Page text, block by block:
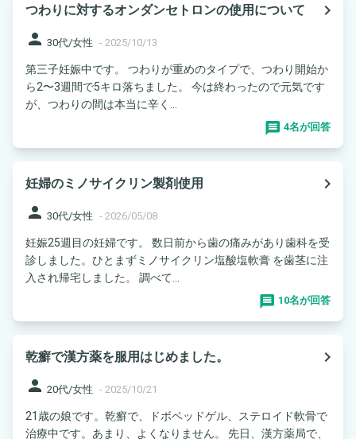
つわりに対するオンダンセトロンの使用について
navigate_next
person 30代/女性 - 2025/10/13
第三子妊娠中です。 つわりが重めのタイプで、つわり開始か
ら2〜3週間で5キロ落ちました。 今は終わったので元気です
が、つわりの間は本当に辛く...
4名が回答
妊婦のミノサイクリン製剤使用
navigate_next
person 30代/女性 - 2026/05/08
妊娠25週目の妊婦です。 数日前から歯の痛みがあり歯科を受
診しました。ひとまずミノサイクリン塩酸塩軟膏 を歯茎に注
入され帰宅しました。 調べて...
10名が回答
乾癬で漢方薬を服用はじめました。
navigate_next
person 20代/女性 - 2025/10/21
21歳の娘です。乾癬で、ドボベッドゲル、ステロイド軟骨で
治療中です。あまり、よくなりません。 先日、漢方薬局で、